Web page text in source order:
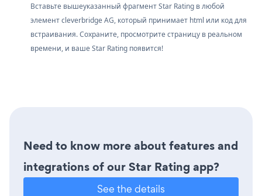
Вставьте вышеуказанный фрагмент Star Rating в любой
элемент cleverbridge AG, который принимает html или код для
встраивания. Сохраните, просмотрите страницу в реальном
времени, и ваше Star Rating появится!
Need to know more about features and
integrations of our Star Rating app?
See the details